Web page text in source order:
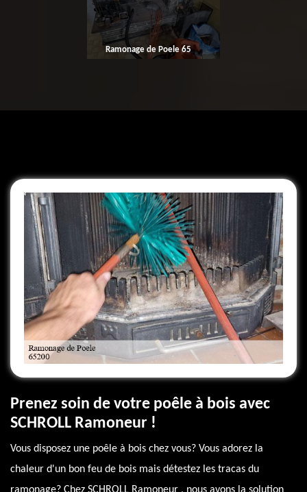
Ramonage de Poele 65
Prenez soin de votre poêle à bois avec
SCHROLL Ramoneur !
Vous disposez une poêle à bois chez vous? Vous adorez la
chaleur d'un bon feu de bois mais détestez les tracas du